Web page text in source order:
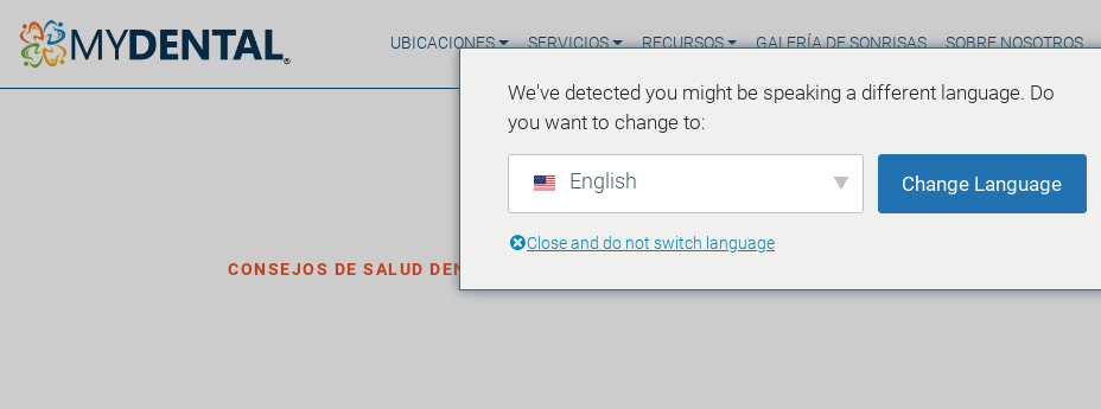
UBICACIONES SERVICIOS RECURSOS GALERÍA DE SONRISAS SOBRE NOSOTROS
CONSEJOS DE SALUD DENTAL
We've detected you might be speaking a different language. Do
you want to change to:
English Change Language
Close and do not switch language